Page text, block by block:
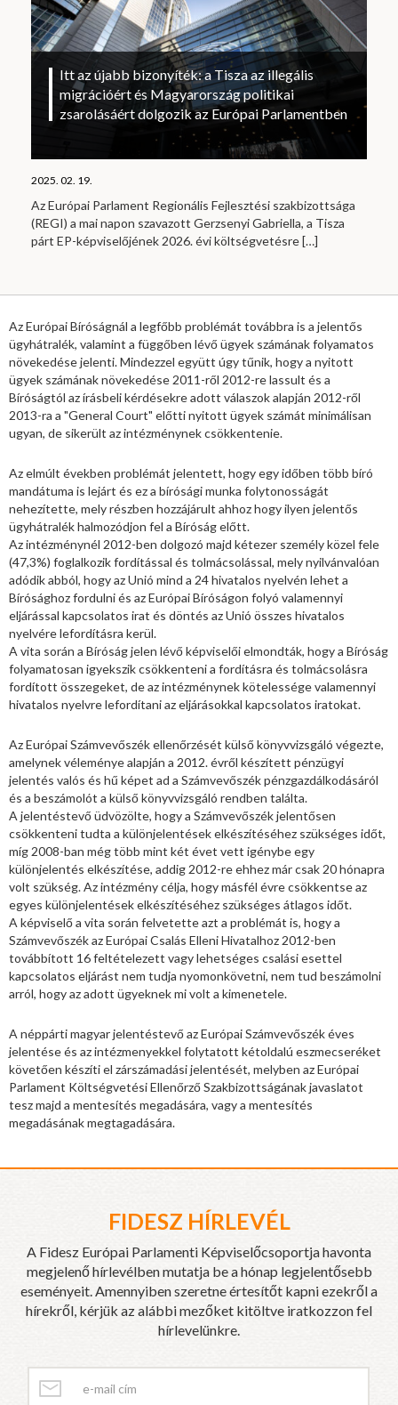
Itt az újabb bizonyíték: a Tisza az illegális
migrációért és Magyarország politikai
zsarolásáért dolgozik az Európai Parlamentben
2025. 02. 19.
Az Európai Parlament Regionális Fejlesztési szakbizottsága
(REGI) a mai napon szavazott Gerzsenyi Gabriella, a Tisza
párt EP-képviselőjének 2026. évi költségvetésre[…]
Az Európai Bíróságnál a legfőbb problémát továbbra is a jelentős
ügyhátralék, valamint a függőben lévő ügyek számának folyamatos
növekedése jelenti. Mindezzel együtt úgy tűnik, hogy a nyitott
ügyek számának növekedése 2011-ről 2012-re lassult és a
Bíróságtól az írásbeli kérdésekre adott válaszok alapján 2012-ről
2013-ra a "General Court" előtti nyitott ügyek számát minimálisan
ugyan, de sikerült az intézménynek csökkentenie.
Az elmúlt években problémát jelentett, hogy egy időben több bíró
mandátuma is lejárt és ez a bírósági munka folytonosságát
nehezítette, mely részben hozzájárult ahhoz hogy ilyen jelentős
ügyhátralék halmozódjon fel a Bíróság előtt.
Az intézménynél 2012-ben dolgozó majd kétezer személy közel fele
(47,3%) foglalkozik fordítással és tolmácsolással, mely nyilvánvalóan
adódik abból, hogy az Unió mind a 24 hivatalos nyelvén lehet a
Bírósághoz fordulni és az Európai Bíróságon folyó valamennyi
eljárással kapcsolatos irat és döntés az Unió összes hivatalos
nyelvére lefordításra kerül.
A vita során a Bíróság jelen lévő képviselői elmondták, hogy a Bíróság
folyamatosan igyekszik csökkenteni a fordításra és tolmácsolásra
fordított összegeket, de az intézménynek kötelessége valamennyi
hivatalos nyelvre lefordítani az eljárásokkal kapcsolatos iratokat.
Az Európai Számvevőszék ellenőrzését külső könyvvizsgáló végezte,
amelynek véleménye alapján a 2012. évről készített pénzügyi
jelentés valós és hű képet ad a Számvevőszék pénzgazdálkodásáról
és a beszámolót a külső könyvvizsgáló rendben találta.
A jelentéstevő üdvözölte, hogy a Számvevőszék jelentősen
csökkenteni tudta a különjelentések elkészítéséhez szükséges időt,
míg 2008-ban még több mint két évet vett igénybe egy
különjelentés elkészítése, addig 2012-re ehhez már csak 20 hónapra
volt szükség. Az intézmény célja, hogy másfél évre csökkentse az
egyes különjelentések elkészítéséhez szükséges átlagos időt.
A képviselő a vita során felvetette azt a problémát is, hogy a
Számvevőszék az Európai Csalás Elleni Hivatalhoz 2012-ben
továbbított 16 feltételezett vagy lehetséges csalási esettel
kapcsolatos eljárást nem tudja nyomonkövetni, nem tud beszámolni
arról, hogy az adott ügyeknek mi volt a kimenetele.
A néppárti magyar jelentéstevő az Európai Számvevőszék éves
jelentése és az intézmenyekkel folytatott kétoldalú eszmecseréket
követően készíti el zárszámadási jelentését, melyben az Európai
Parlament Költségvetési Ellenőrző Szakbizottságának javaslatot
tesz majd a mentesítés megadására, vagy a mentesítés
megadásának megtagadására.
FIDESZ HÍRLEVÉL
A Fidesz Európai Parlamenti Képviselőcsoportja havonta
megjelenő hírlevélben mutatja be a hónap legjelentősebb
eseményeit. Amennyiben szeretne értesítőt kapni ezekről a
hírekről, kérjük az alábbi mezőket kitöltve iratkozzon fel
hírlevelünkre.